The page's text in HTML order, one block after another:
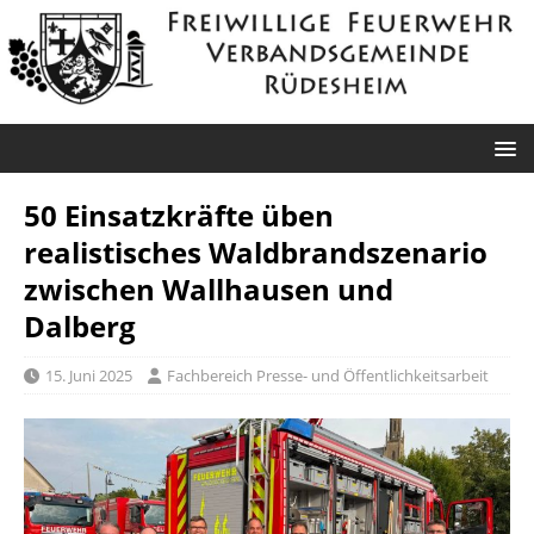
50 Einsatzkräfte üben
realistisches Waldbrandszenario
zwischen Wallhausen und
Dalberg
15. Juni 2025 Fachbereich Presse- und Öffentlichkeitsarbeit
Roxheim: Unklare
Rauchentwicklung
Sprendlingen: Überörtliche Hilfe bei
Industriebrand in Sprendlingen